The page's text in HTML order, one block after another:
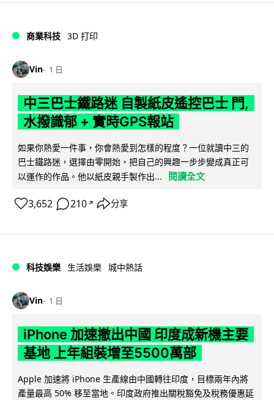
商業科技 3D 打印
Vin 1 日
中三巴士鐵路迷 自製紙皮遙控巴士 門,
水撥識郁 + 實時GPS報站
如果你熱愛一件事，你會熱愛到怎樣的程度？一位就讀中三的
巴士鐵路迷，選擇由零開始，把自己的興趣一步步變成真正可
以運作的作品。他以紙皮親手製作出...
閱讀全文
3,652 210 ↗ 分享
科技娛樂 生活娛樂 城中熱話
Vin 1 日
iPhone 加速撤出中國 印度成新機主要
基地 上年組裝增至5500萬部
Apple 加速將 iPhone 生產線由中國轉往印度，目標兩年內將
產量最高 50% 移至當地。印度政府推出關稅豁免及稅務優惠延